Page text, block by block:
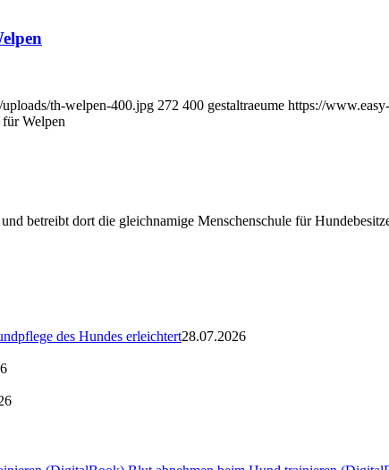
th-welpen-400.jpg 272 400 gestaltraeume https://
Welpen
betreibt dort die gleichnamige Menschenschule für
des Hundes erleichtert28.07.2026